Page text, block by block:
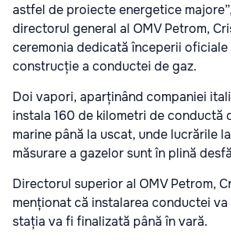
astfel de proiecte energetice
directorul general al OMV Petrom,
ceremonia dedicată începerii
construcție a conductei de gaz.
Doi vapori, aparținând companiei
instala 160 de kilometri de conductă
marine până la uscat, unde lucrările
măsurare a gazelor sunt în plină
Directorul superior al OMV Petrom,
menționat că instalarea conductei
stația va fi finalizată până în vară.